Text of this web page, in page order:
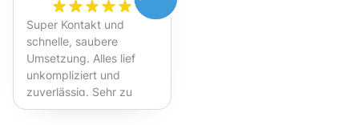
Super Kontakt und
schnelle, saubere
Umsetzung. Alles lief
unkompliziert und
zuverlässig. Sehr zu
empfehlen!